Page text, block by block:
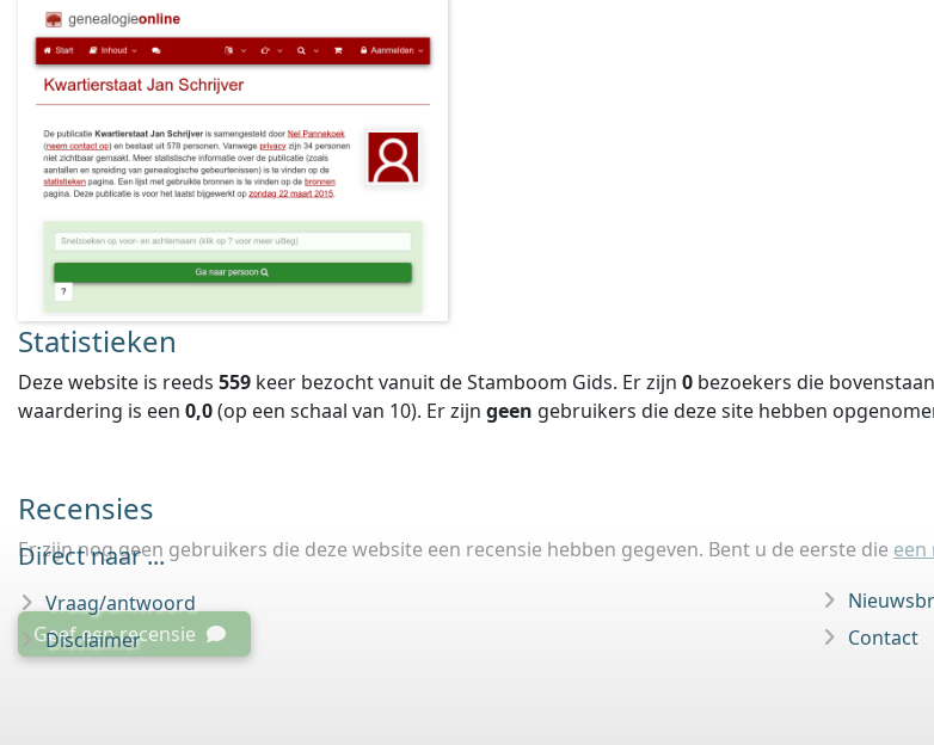
Statistieken
Deze website is reeds 559 keer bezocht vanuit de Stamboom Gids. Er zijn 0 bezoekers die
waardering is een 0,0(op een schaal van 10). Er zijn geen gebruikers die deze site hebben
Recensies
Er zijn nog geen gebruikers die deze website een recensie hebben gegeven. Bent u de eerste die een
Geef een recensie
Direct naar ...
Vraag/antwoord
Disclaimer
Contact